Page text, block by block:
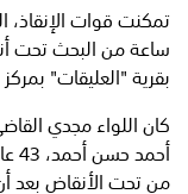
ساعة من البحث تحت
بقرية "العليقات"
كان اللواء مجدي
من تحت الأنقاض بعد